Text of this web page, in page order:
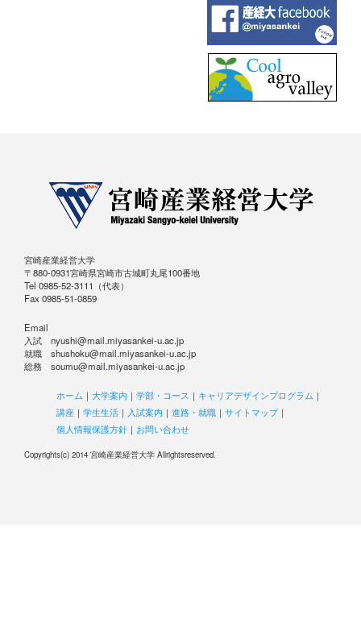
宮崎産業経営大学
〒880-0931宮崎県宮崎市古城町丸尾100番地
Tel 0985-52-3111（代表）
Fax 0985-51-0859
Email
入試 nyushi@mail.miyasankei-u.ac.jp
就職 shushoku@mail.miyasankei-u.ac.jp
総務 soumu@mail.miyasankei-u.ac.jp
ホーム ｜ 大学案内 ｜ 学部・コース ｜ キャリアデザインプログラム ｜
講座 ｜ 学生生活 ｜ 入試案内 ｜ 進路・就職 ｜ サイトマップ｜
個人情報保護方針 ｜ お問い合わせ
Copyrights(c) 2014 宮崎産業経営大学 Allrightsreserved.